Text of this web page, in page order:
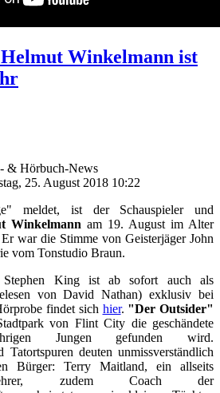
Winkelmann ist
& Hörbuch-News
25. August 2018 10:22
meldet, ist der Schauspieler und
Winkelmann am 19. August im Alter
war die Stimme von Geisterjäger John
vom Tonstudio Braun.
King ist ab sofort auch als
von David Nathan) exklusiv bei
findet sich hier. "Der Outsider"
von Flint City die geschändete
Jungen gefunden wird.
Tatortspuren deuten unmissverständlich
Bürger: Terry Maitland, ein allseits
zudem Coach der